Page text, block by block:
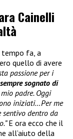
Cainelli
tempo fa, a
quello di avere
passione per i
sognato di
padre. Oggi
iniziati…Per me
sentivo dentro da
E ora ecco che il
all’aiuto della